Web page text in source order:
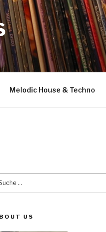
Melodic House & Techno
US